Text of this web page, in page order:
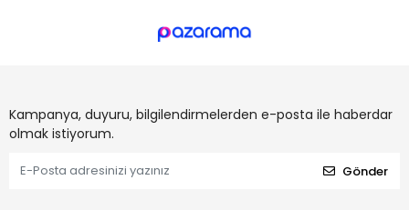
Kampanya, duyuru, bilgilendirmelerden e-posta ile haberdar
olmak istiyorum.
Gönder